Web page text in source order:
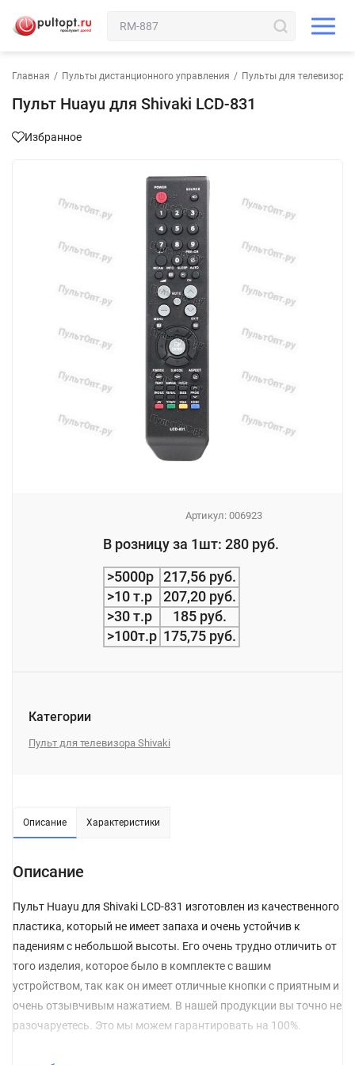
Главная / Пульты дистанционного управления / Пульты для телевизора
Пульт Huayu для Shivaki LCD-831
Избранное
Артикул: 006923
В розницу за 1шт: 280 руб.
>5000р 217,56 руб.
>10 т.р
207,20 руб.
>30 т.р
185 руб.
>100т.р 175,75 руб.
Категории
Пульт для телевизора Shivaki
Описание Характеристики
Описание
Пульт Huayu для Shivaki LCD-831 изготовлен из качественного
пластика, который не имеет запаха и очень устойчив к
падениям с небольшой высоты. Его очень трудно отличить от
того изделия, которое было в комплекте с вашим
устройством, так как он имеет отличные кнопки с приятным и
очень отзывчивым нажатием. В нашей продукции вы точно не
разочаруетесь. Это мы можем гарантировать на 100%.
Перед покупкой обязательно обращайте внимание на то,